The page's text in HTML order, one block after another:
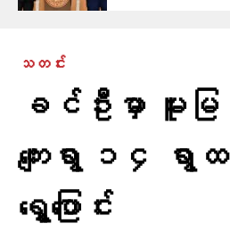
သတင်း
ခင်ဦးမှာ မူးမ
ကျေးရွာ ၁၄
ရွှေ့ပြောင်း